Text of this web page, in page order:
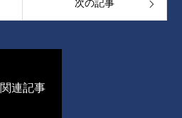
次の記事
関連記事